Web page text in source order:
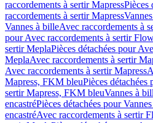
raccordements à sertir MapressPièces
raccordements à sertir Mapress
Vannes à billeAvec raccordements à
pour Avec raccordements à sertir
sertir MeplaPièces détachées pour
MeplaAvec raccordements à sertir
Avec raccordements à sertir Mapress
Mapress, FKM bleuPièces détachées
sertir Mapress, FKM bleuVannes à
encastréPièces détachées pour
encastréAvec raccordements à sertir